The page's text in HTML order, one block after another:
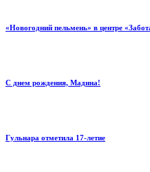
«Новогодний пельмень» в центре
С днем рождения, Мадина!
Гульнара отметила 17‑летие